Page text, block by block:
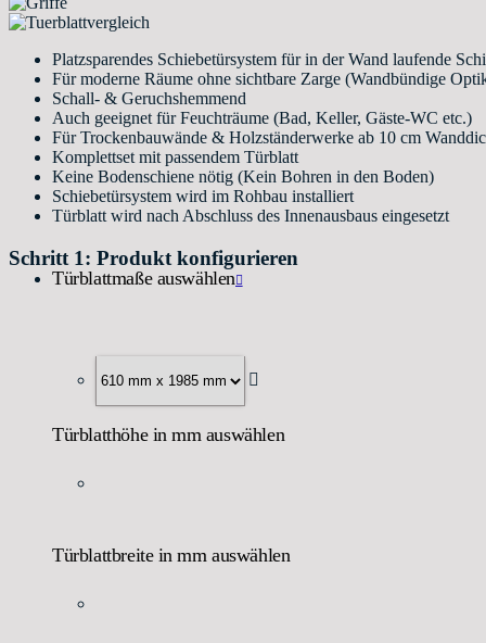
Platzsparendes Schiebetürsystem für in der Wand laufende
Für moderne Räume ohne sichtbare Zarge (Wandbündige
Schall- & Geruchshemmend
Auch geeignet für Feuchträume (Bad, Keller, Gäste-WC etc.)
Für Trockenbauwände & Holzständerwerke ab 10 cm
Komplettset mit passendem Türblatt
Keine Bodenschiene nötig (Kein Bohren in den Boden)
Schiebetürsystem wird im Rohbau installiert
Türblatt wird nach Abschluss des Innenausbaus eingesetzt
Schritt 1: Produkt konfigurieren
Türblattmaße auswählen
Türblatthöhe in mm auswählen
Türblattbreite in mm auswählen